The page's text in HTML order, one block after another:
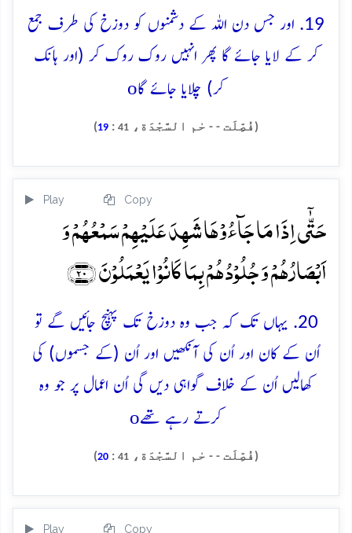
19. اور جس دن اللہ کے دشمنوں کو دوزخ کی طرف جمع
کر کے لایا جائے گا پھر انہیں روک روک کر (اور ہانک
کر) چلایا جائے گاo
(فُصِّلَت - - حٰم السَّجْدَة، 41
:
19
)
Play Copy
حَتّٰۤی اِذَا مَا جَآءُوۡہَا شَہِدَ عَلَیۡہِمۡ سَمۡعُہُمۡ وَ
اَبۡصَارُہُمۡ وَ جُلُوۡدُہُمۡ بِمَا کَانُوۡا یَعۡمَلُوۡنَ ﴿۲۰﴾
20. یہاں تک کہ جب وہ دوزخ تک پہنچ جائیں گے تو
اُن کے کان اور اُن کی آنکھیں اور اُن (کے جسموں) کی
کھالیں اُن کے خلاف گواہی دیں گی اُن اعمال پر جو وہ
کرتے رہے تھےo
(فُصِّلَت - - حٰم السَّجْدَة، 41
:
20
)
Play Copy